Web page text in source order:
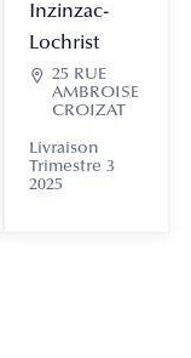
Inzinzac-
Lochrist
 25 RUE
AMBROISE
CROIZAT
Livraison
Trimestre 3
2025